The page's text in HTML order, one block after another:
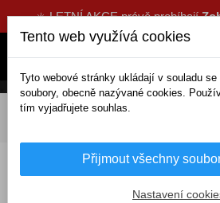
☀️ LETNÍ AKCE právě probíhají
DOMOV Oleje, aditiva, chemie
Valvoline SynPower 5W-30
Tento web využívá cookies
Tyto webové stránky ukládají v souladu
soubory, obecně nazývané cookies.
tím vyjadřujete souhlas.
Přijmout všechny
Nastavení